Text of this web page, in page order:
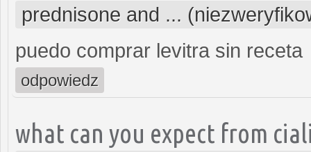
prednisone and ...
puedo comprar levitra sin receta
odpowiedz
what can you expect from